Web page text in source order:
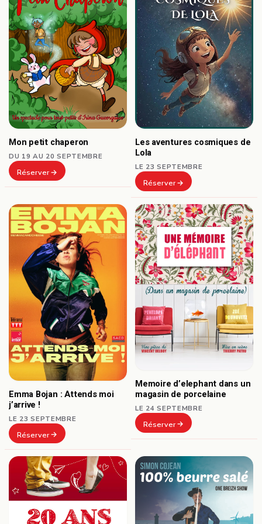
Mon petit chaperon
DU 19 AU 20 SEPTEMBRE
Réserver
Les aventures cosmiques de
Lola
LE 23 SEPTEMBRE
Réserver
Emma Bojan : Attends moi
j’arrive !
LE 23 SEPTEMBRE
Réserver
Memoire d’elephant dans un
magasin de porcelaine
LE 24 SEPTEMBRE
Réserver